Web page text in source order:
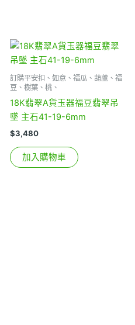
訂購平安扣、如意、福瓜、葫蘆、福
豆、樹葉、桃、
18K翡翠A貨玉器福豆翡翠吊
墜 主石41-19-6mm
$3,480
加入購物車